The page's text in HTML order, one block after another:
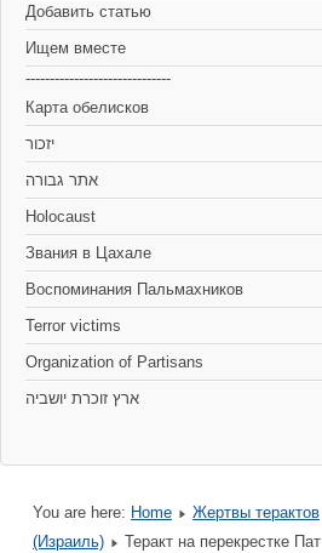
Добавить статью
Ищем вместе
------------------------------
Карта обелисков
יזכור
אתר גבורה
Holocaust
Звания в Цахале
Воспоминания Пальмахников
Terror victims
Organization of Partisans
You are here: Home Жертвы терактов
(Израиль)
Теракт на перекрестке Пат